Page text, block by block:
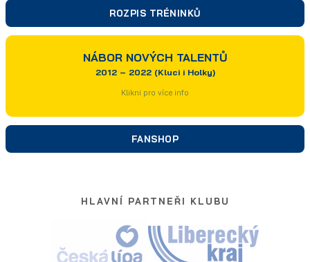
HLAVNÍ PARTNEŘI KLUBU
ROZPIS TRÉNINKŮ
NÁBOR NOVÝCH TALENTŮ
2012 – 2022 (Kluci i Holky)
Klikni pro více info
FANSHOP